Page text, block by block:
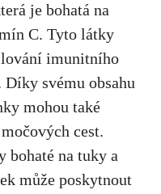
je bohatá na
C. Tyto látky
imunitního
Díky svému obsahu
mohou také
cest.
bohaté na tuky a
může poskytnout